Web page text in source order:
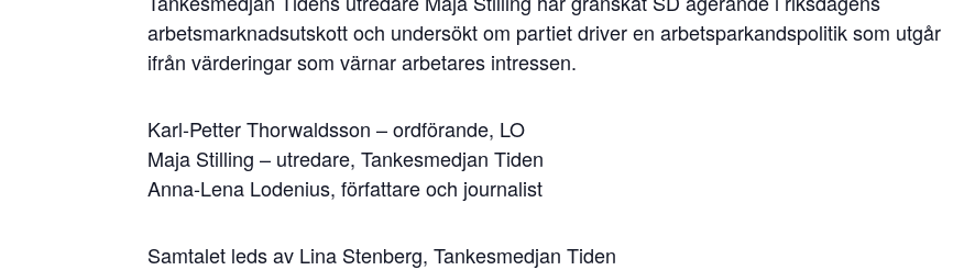
arbetsmarknadsutskott och undersökt om partiet driver en arbetsparkandspolitik som utgår
ifrån värderingar som värnar arbetares intressen.
Karl-Petter Thorwaldsson – ordförande, LO
Maja Stilling – utredare, Tankesmedjan Tiden
Anna-Lena Lodenius, författare och journalist
Samtalet leds av Lina Stenberg, Tankesmedjan Tiden